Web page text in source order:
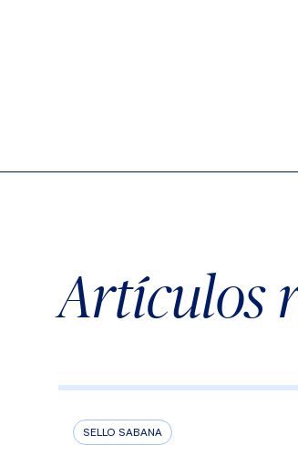
Artículos
SELLO SABANA